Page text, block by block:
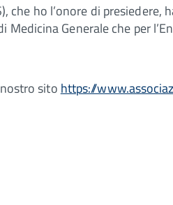
che ho l’onore di
Generale che per
sito https://